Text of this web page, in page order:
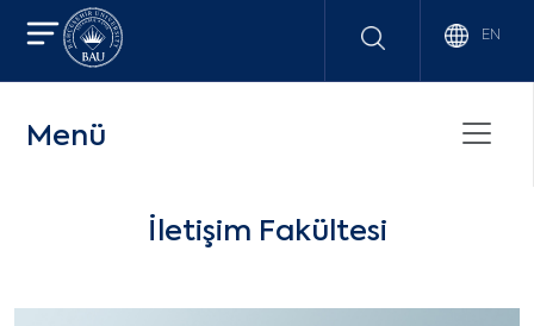
EN
Menü
İletişim Fakültesi